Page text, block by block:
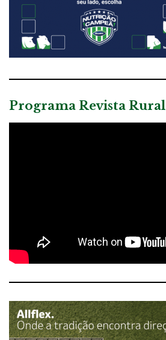
Programa Revista Rural